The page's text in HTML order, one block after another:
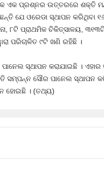
ଏକ ପ୍ରଶ୍ନର ଉତ୍ତରରେ ଶକ୍ତି
ଯେ ଓରେଡା ସ୍ଥାପନ
୮ଟି ପ୍ରାଥମିକ ଚିକିତ୍ସାଳୟ,
ପରିଚାଳିତ ୯ଟି ଖଣି ରହିଛି ।
ସ୍ଥାପନ କରାଯାଇଛି ।
ସୌର ପାନେଲ ସ୍ଥାପନ
ହୋଇଛି । (ତଥ୍ୟ)